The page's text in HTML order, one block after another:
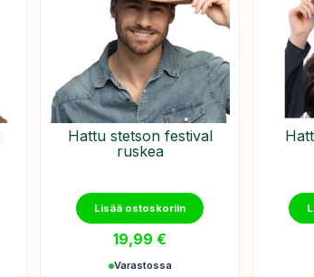
Hattu stetson festival
ruskea
Lisää ostoskoriin
19,99€
Varastossa